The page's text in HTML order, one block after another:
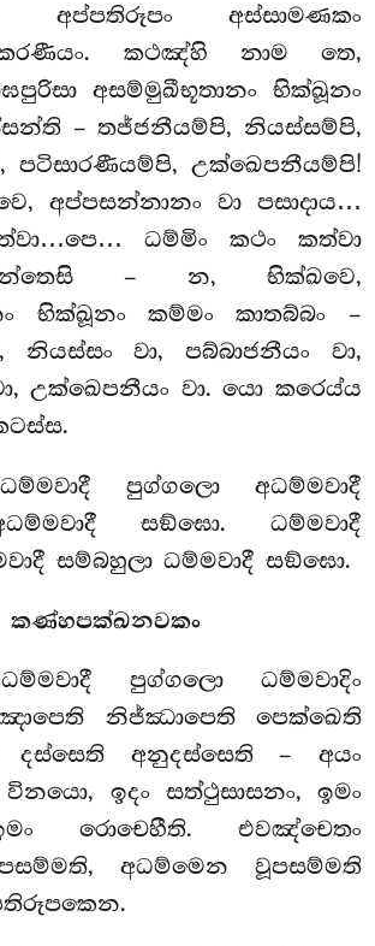
අප්පතිරූපං අස්සාමණකං
කථඤ්හි නාම තෙ,
අසම්මුඛීභූතානං භික්ඛූනං
– තජ්ජනීයම්පි, නියස්සම්පි,
පටිසාරණීයම්පි, උක්ඛෙපනීයම්පි!
අප්පසන්නානං වා පසාදාය…
ධම්මිං කථං කත්වා
– න, භික්ඛවෙ,
භික්ඛූනං කම්මං කාතබ්බං –
නියස්සං වා, පබ්බාජනීයං වා,
උක්ඛෙපනීයං වා. යො කරෙය්ය
පුග්ගලො අධම්මවාදී
සඞ්ඝො. ධම්මවාදී
සම්බහුලා ධම්මවාදී සඞ්ඝො.
කණ්හපක්ඛනවකං
පුග්ගලො ධම්මවාදිං
නිජ්ඣාපෙති පෙක්ඛෙති
දස්සෙති අනුදස්සෙති – අයං
ඉදං සත්ථුසාසනං, ඉමං
රොචෙහීති. එවඤ්චෙතං
අධම්මෙන වූපසම්මති